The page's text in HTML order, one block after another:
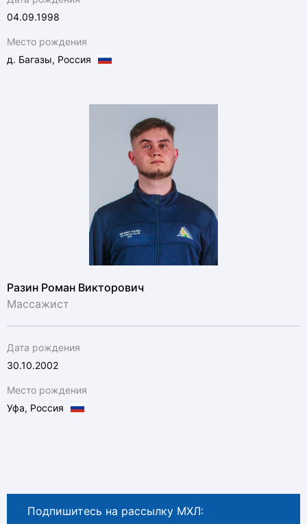
04.09.1998
Место рождения
д. Багазы, Россия
Разин Роман Викторович
Массажист
Дата рождения
30.10.2002
Место рождения
Уфа, Россия
Подпишитесь на рассылку МХЛ: